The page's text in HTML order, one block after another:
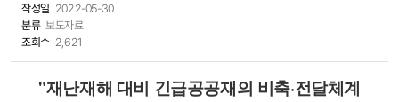
작성일 2022-05-30
분류 보도자료
조회수 2,621
"재난재해 대비 긴급공공재의 비축·전달체계